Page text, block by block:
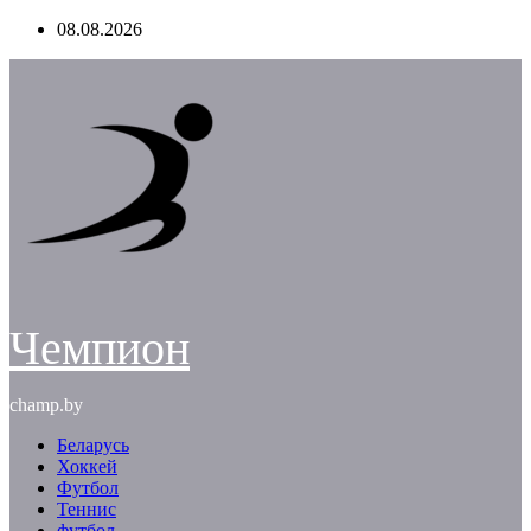
Перейти08.08.2026
Чемпион
champ.by
Беларусь
Хоккей
Футбол
Теннис